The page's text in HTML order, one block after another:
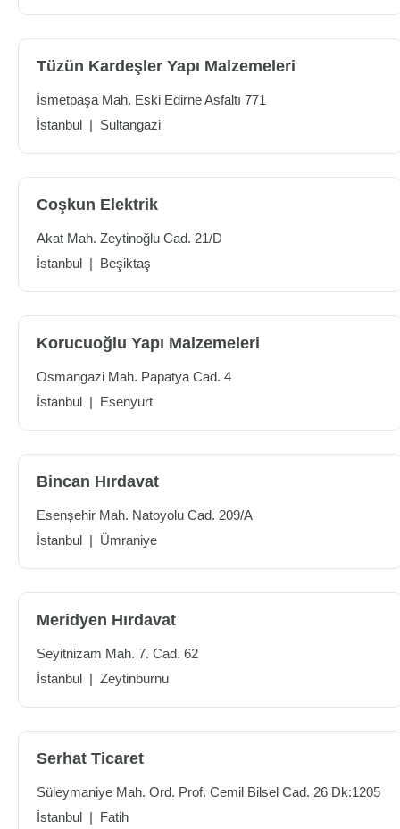
Tüzün Kardeşler Yapı Malzemeleri
İsmetpaşa Mah. Eski Edirne Asfaltı 771
İstanbul | Sultangazi
Coşkun Elektrik
Akat Mah. Zeytinoğlu Cad. 21/D
İstanbul | Beşiktaş
Korucuoğlu Yapı Malzemeleri
Osmangazi Mah. Papatya Cad. 4
İstanbul | Esenyurt
Bincan Hırdavat
Esenşehir Mah. Natoyolu Cad. 209/A
İstanbul | Ümraniye
Meridyen Hırdavat
Seyitnizam Mah. 7. Cad. 62
İstanbul | Zeytinburnu
Serhat Ticaret
Süleymaniye Mah. Ord. Prof. Cemil Bilsel Cad. 26 Dk:1205
İstanbul | Fatih